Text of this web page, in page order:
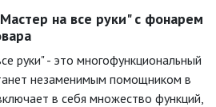
на все руки" с фонарем
руки" - это многофункциональный
незаменимым помощником в
в себя множество функций,